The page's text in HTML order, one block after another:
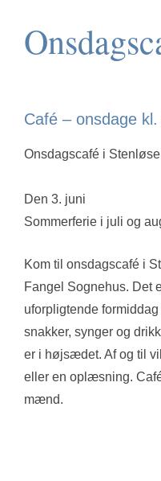
Café – onsdage
Onsdagscafé i
Den 3. juni
Sommerferie i juli og
Kom til onsdagscafé i
Fangel Sognehus. Det
uforpligtende
snakker, synger og
er i højsædet. Af og til
eller en oplæsning.
mænd.